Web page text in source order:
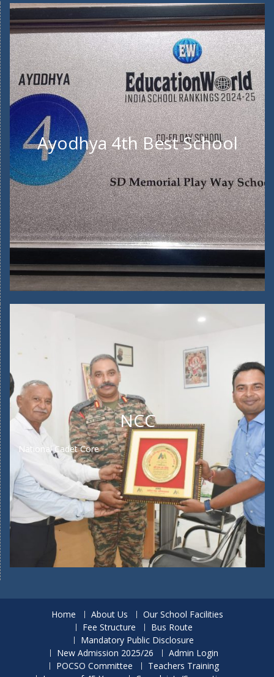
Ayodhya 4th Best School
NCC
National Cadet Core
Home About Us
Our School Facilities
Fee Structure
Bus Route
Mandatory Public Disclosure
New Admission 2025/26
Admin Login
POCSO Committee
Teachers Training